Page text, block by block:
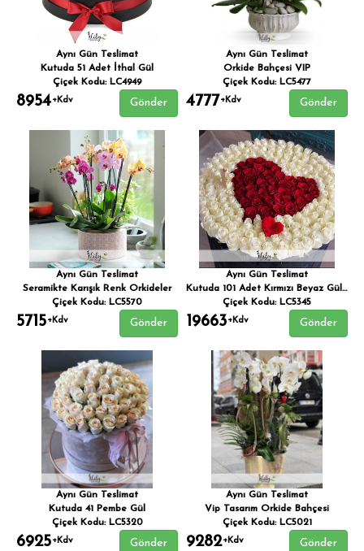
Aynı Gün Teslimat
Kutuda 51 Adet İthal Gül
Çiçek Kodu: LC4949
8954+Kdv Gönder
Aynı Gün Teslimat
Orkide Bahçesi VIP
Çiçek Kodu: LC5477
4777+Kdv Gönder
Aynı Gün Teslimat
Seramikte Karışık Renk Orkideler
Çiçek Kodu: LC5570
5715+Kdv Gönder
Aynı Gün Teslimat
Kutuda 101 Adet Kırmızı Beyaz Güller
Çiçek Kodu: LC5345
19663+Kdv Gönder
Aynı Gün Teslimat
Kutuda 41 Pembe Gül
Çiçek Kodu: LC5320
6925+Kdv Gönder
Aynı Gün Teslimat
Vip Tasarım Orkide Bahçesi
Çiçek Kodu: LC5021
9282+Kdv Gönder